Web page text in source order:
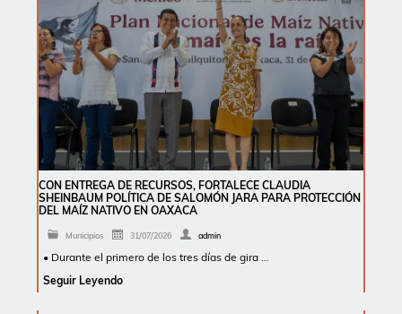
CON ENTREGA DE RECURSOS, FORTALECE CLAUDIA
SHEINBAUM POLÍTICA DE SALOMÓN JARA PARA PROTECCIÓN
DEL MAÍZ NATIVO EN OAXACA
Municipios 31/07/2026 admin
• Durante el primero de los tres días de gira …
Seguir Leyendo